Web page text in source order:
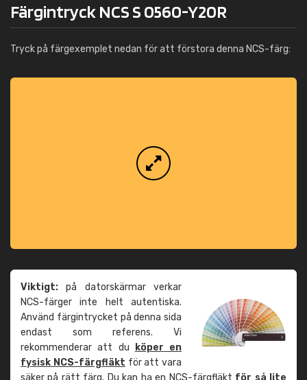
Färgintryck NCS S 0560-Y20R
Tryck på färgexemplet nedan för att förstora denna NCS-färg:
Viktigt: på datorskärmar verkar
NCS-färger inte helt autentiska.
Använd färgintrycket på denna sida
endast som referens. Vi
rekommenderar att du
köper en
fysisk NCS-färgfläkt för att vara
säker på rätt färg. Du kan ha en NCS-färgfläkt för så lite